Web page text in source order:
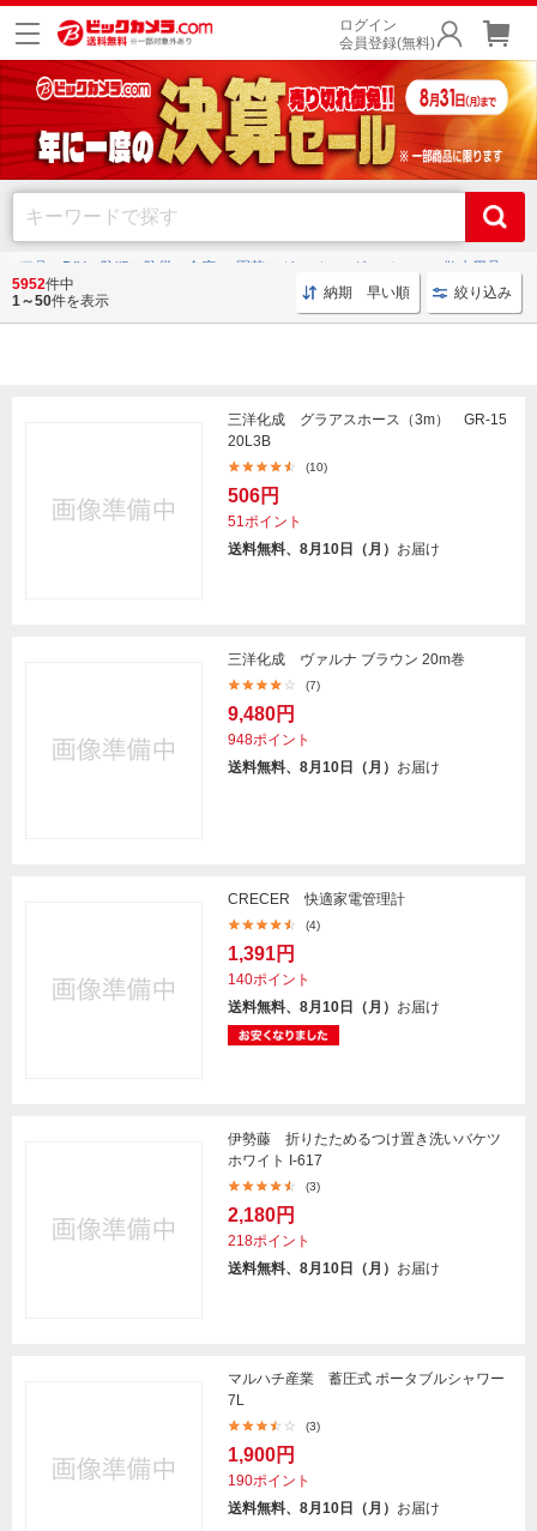
ログイン
会員登録(無料)
工具・DIY・防犯・防災・金庫 園芸・ガーデニング ホース・散水用品
ホース・散水用品
5952件中
1～50件を表示 納期 早い順 絞り込み
三洋化成 グラアスホース（3m） GR-15
20L3B
(10)
506円
51ポイント
送料無料、8月10日（月） お届け
三洋化成 ヴァルナ ブラウン 20m巻
(7)
9,480円
948ポイント
送料無料、8月10日（月） お届け
CRECER 快適家電管理計
(4)
1,391円
140ポイント
送料無料、8月10日（月） お届け
伊勢藤 折りたためるつけ置き洗いバケツ
ホワイト I-617
(3)
2,180円
218ポイント
送料無料、8月10日（月） お届け
マルハチ産業 蓄圧式 ポータブルシャワー
7L
(3)
1,900円
190ポイント
送料無料、8月10日（月） お届け